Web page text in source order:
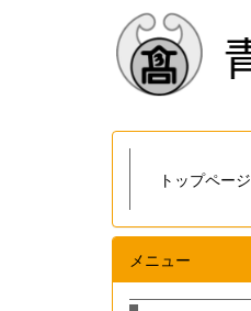
トップページ
メニュー